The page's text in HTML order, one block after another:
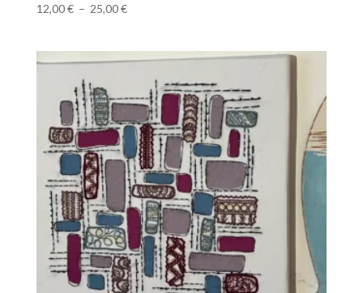
12,00€ – 25,00€Plage
12,00 €
25,00 €